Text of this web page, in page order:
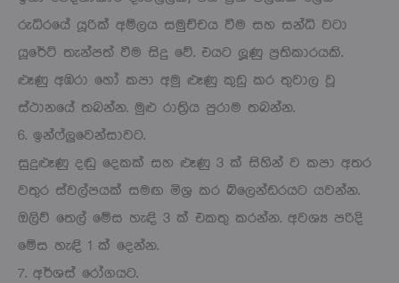
රුධිරයේ යූරික් අම්ලය සමුච්චය වීම සහ සන්ධි වටා
යූරේට් තැන්පත් වීම සිදු වේ. එයට ලූණු ප්‍රතිකාරයකි.
ළූණු අඹරා හෝ කපා අමු ළූණු කුඩු කර තුවාල වූ
ස්ථානයේ තබන්න. මුළු රාත්‍රිය පුරාම තබන්න.
6. ඉන්ෆ්ලුවෙන්සාවට.
සුදුළූණු දඬු දෙකක් සහ ළූණු 3 ක් සිහින් ව කපා අතර
වතුර ස්වල්පයක් සමඟ මිශ්‍ර කර බ්ලෙන්ඩරයට යවන්න.
ඔලිව් තෙල් මේස හැඳි 3 ක් එකතු කරන්න. අවශ්‍ය පරිදි
මේස හැඳි 1 ක් දෙන්න.
7. අර්ශස් රෝගයට.